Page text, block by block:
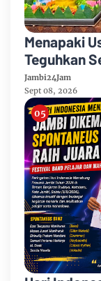
Menapaki
Teguhkan
Growing”
Jambi24Jam
Sept 08, 2026